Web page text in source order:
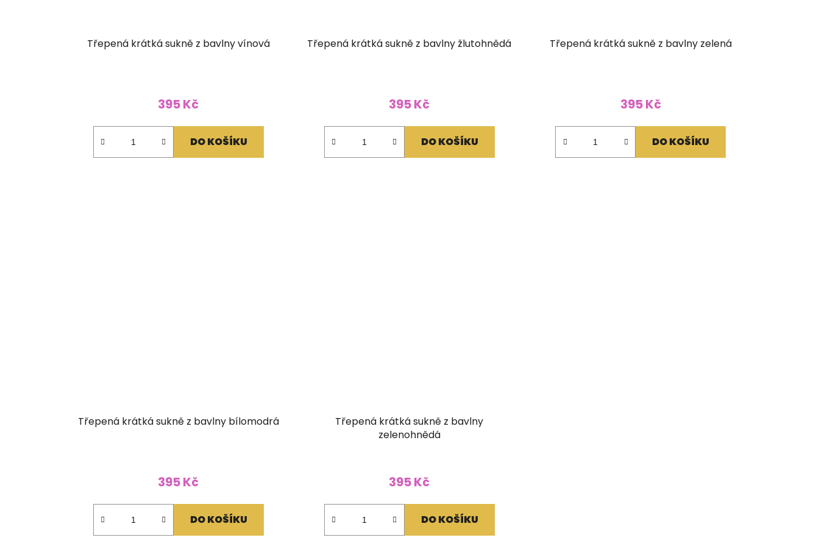
Třepená krátká sukně z bavlny vínová
395 Kč
DO KOŠÍKU
Třepená krátká sukně z bavlny žlutohnědá
395 Kč
DO KOŠÍKU
Třepená krátká sukně z bavlny zelená
395 Kč
DO KOŠÍKU
Třepená krátká sukně z bavlny bílomodrá
395 Kč
DO KOŠÍKU
Třepená krátká sukně z bavlny
zelenohnědá
395 Kč
DO KOŠÍKU